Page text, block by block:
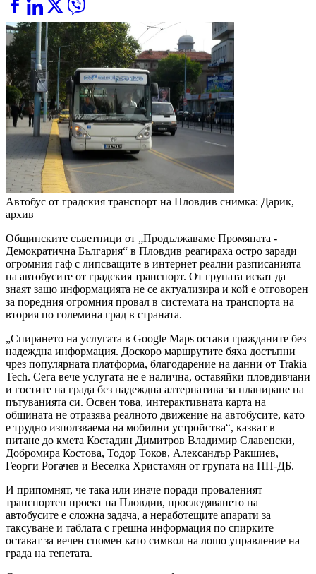
Автобус от градския транспорт на Пловдив снимка: Дарик,
архив
Общинските съветници от „Продължаваме Промяната -
Демократична България“ в Пловдив реагираха остро заради
огромния гаф с липсващите в интернет реални разписанията
на автобусите от градския транспорт. От групата искат да
знаят защо информацията не се актуализира и кой е отговорен
за поредния огромния провал в системата на транспорта на
втория по големина град в страната.
„Спирането на услугата в Google Maps остави гражданите без
надеждна информация. Доскоро маршрутите бяха достъпни
чрез популярната платформа, благодарение на данни от Trakia
Tech. Сега вече услугата не е налична, оставяйки пловдивчани
и гостите на града без надеждна алтернатива за планиране на
пътуванията си. Освен това, интерактивната карта на
общината не отразява реалното движение на автобусите, като
е трудно използваема на мобилни устройства“, казват в
питане до кмета Костадин Димитров Владимир Славенски,
Добромира Костова, Тодор Токов, Александър Ракшиев,
Георги Рогачев и Веселка Христамян от групата на ПП-ДБ.
И припомнят, че така или иначе поради проваленият
транспортен проект на Пловдив, проследяването на
автобусите е сложна задача, а неработещите апарати за
таксуване и таблата с грешна информация по спирките
остават за вечен спомен като символ на лошо управление на
града на тепетата.